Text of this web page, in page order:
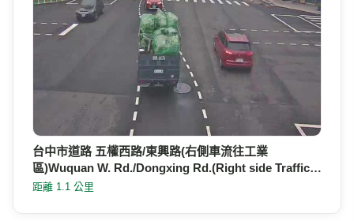
台中市道路 五權西路/東興路(右側車流往工業
區)Wuquan W. Rd./Dongxing Rd.(Right side Traffic…
距離 1.1 公里